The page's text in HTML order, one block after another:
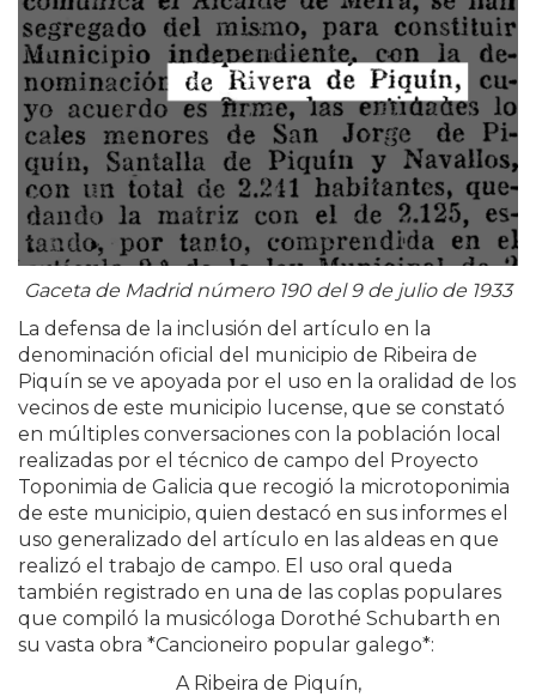
Gaceta de Madrid número 190 del 9 de julio de 1933
La defensa de la inclusión del artículo en la
denominación oficial del municipio de Ribeira de
Piquín se ve apoyada por el uso en la oralidad de los
vecinos de este municipio lucense, que se constató
en múltiples conversaciones con la población local
realizadas por el técnico de campo del Proyecto
Toponimia de Galicia que recogió la microtoponimia
de este municipio, quien destacó en sus informes el
uso generalizado del artículo en las aldeas en que
realizó el trabajo de campo. El uso oral queda
también registrado en una de las coplas populares
que compiló la musicóloga Dorothé Schubarth en
su vasta obra *Cancioneiro popular galego*:
A Ribeira de Piquín,